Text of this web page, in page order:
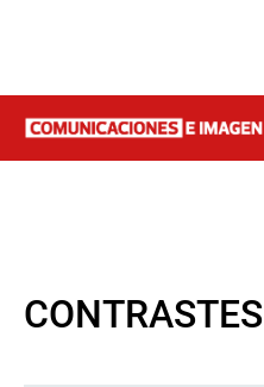
CONTRASTES